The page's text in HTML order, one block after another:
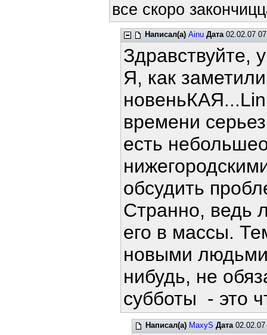
все скоро
Написал(а) Ainu Дата02.02.07
Здравствуйте,
Я, как
времени
есть
обсудить
Странно, ведь
его в массы.
новыми
нибудь, не
субботы - это
Написал(а) MaxyS Дата02.02.07